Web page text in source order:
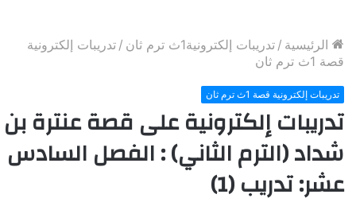
الرئيسية / تدريبات إلكترونية1ث ترم ثان / تدريبات إلكترونية
قصة 1ث ترم ثان
تدريبات إلكترونية قصة 1ث ترم ثان
تدريبات إلكترونية على قصة عنترة بن
شداد (الترم الثاني) : الفصل السادس
عشر: تدريب (1)